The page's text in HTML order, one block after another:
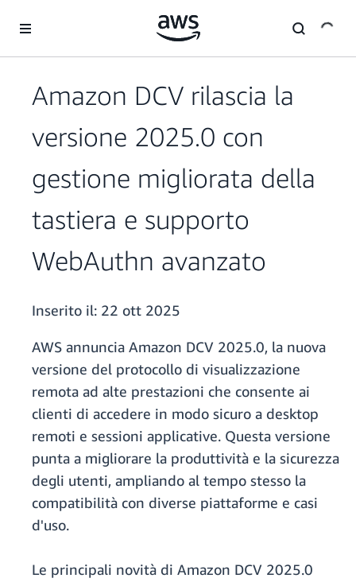
Amazon DCV rilascia la
versione 2025.0 con
gestione migliorata della
tastiera e supporto
WebAuthn avanzato
Inserito il: 22 ott 2025
AWS annuncia Amazon DCV 2025.0, la nuova
versione del protocollo di visualizzazione
remota ad alte prestazioni che consente ai
clienti di accedere in modo sicuro a desktop
remoti e sessioni applicative. Questa versione
punta a migliorare la produttività e la sicurezza
degli utenti, ampliando al tempo stesso la
compatibilità con diverse piattaforme e casi
d'uso.
Le principali novità di Amazon DCV 2025.0